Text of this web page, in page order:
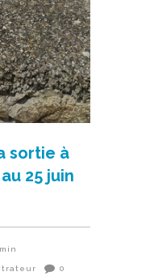
sortie à
25 juin
0